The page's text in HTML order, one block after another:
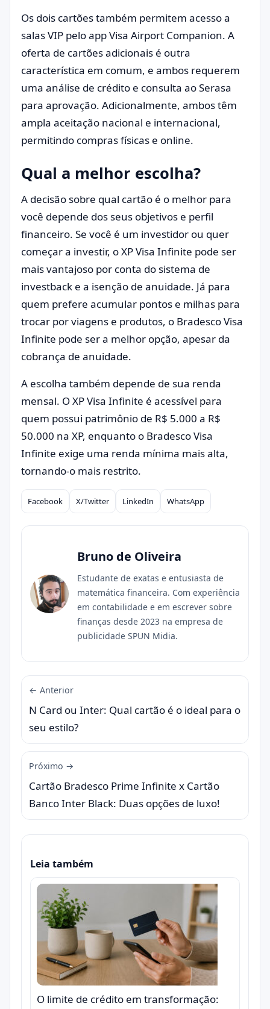
Os dois cartões também permitem acesso a
salas VIP pelo app Visa Airport Companion. A
oferta de cartões adicionais é outra
característica em comum, e ambos requerem
uma análise de crédito e consulta ao Serasa
para aprovação. Adicionalmente, ambos têm
ampla aceitação nacional e internacional,
permitindo compras físicas e online.
Qual a melhor escolha?
A decisão sobre qual cartão é o melhor para
você depende dos seus objetivos e perfil
financeiro. Se você é um investidor ou quer
começar a investir, o XP Visa Infinite pode ser
mais vantajoso por conta do sistema de
investback e a isenção de anuidade. Já para
quem prefere acumular pontos e milhas para
trocar por viagens e produtos, o Bradesco Visa
Infinite pode ser a melhor opção, apesar da
cobrança de anuidade.
A escolha também depende de sua renda
mensal. O XP Visa Infinite é acessível para
quem possui patrimônio de R$ 5.000 a R$
50.000 na XP, enquanto o Bradesco Visa
Infinite exige uma renda mínima mais alta,
tornando-o mais restrito.
Compartilhar
Facebook X/Twitter LinkedIn WhatsApp
Bruno de Oliveira
Estudante de exatas e entusiasta de
matemática financeira. Com experiência
em contabilidade e em escrever sobre
finanças desde 2023 na empresa de
publicidade SPUN Midia.
← Anterior
N Card ou Inter: Qual cartão é o ideal para o
seu estilo?
Próximo →
Cartão Bradesco Prime Infinite x Cartão
Banco Inter Black: Duas opções de luxo!
Leia também
O limite de crédito em transformação: